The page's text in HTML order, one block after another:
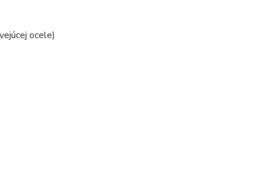
ocele)